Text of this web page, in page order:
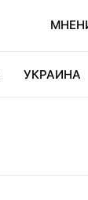
УКРАИНА